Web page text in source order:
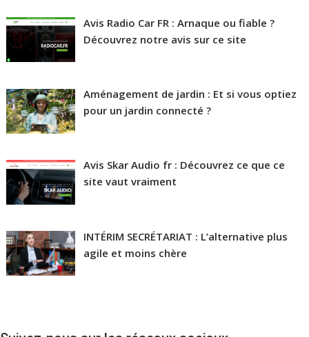
Avis Radio Car FR : Arnaque ou fiable ?
Découvrez notre avis sur ce site
Aménagement de jardin : Et si vous optiez
pour un jardin connecté ?
Avis Skar Audio fr : Découvrez ce que ce
site vaut vraiment
INTÉRIM SECRÉTARIAT : L’alternative plus
agile et moins chère